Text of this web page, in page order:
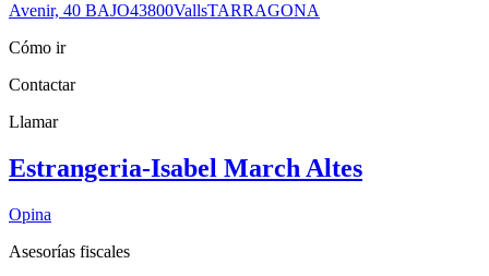
Avenir, 40 BAJO43800VallsTARRAGONA
Cómo ir
Contactar
Llamar
Estrangeria-Isabel March Altes
Opina
Asesorías fiscales